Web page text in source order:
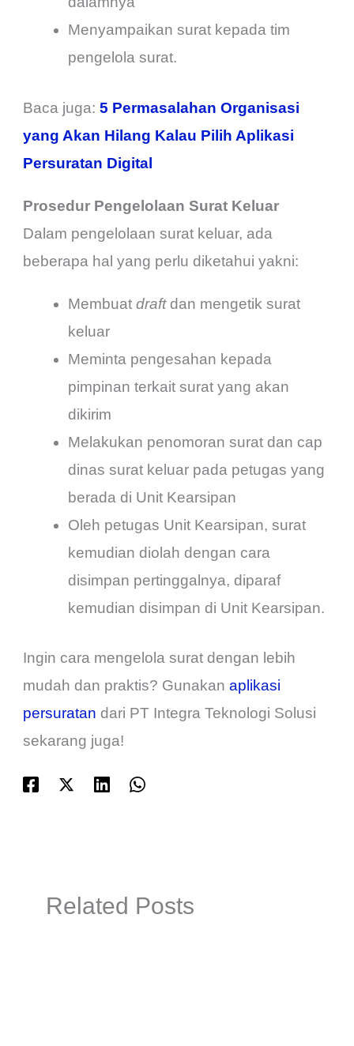
Menyampaikan surat kepada tim
pengelola surat.
Baca juga:5 Permasalahan Organisasi
yang Akan Hilang Kalau Pilih Aplikasi
Persuratan Digital
Prosedur Pengelolaan Surat Keluar
Dalam pengelolaan surat keluar, ada
beberapa hal yang perlu diketahui yakni:
Membuatdraftdan mengetik surat
keluar
Meminta pengesahan kepada
pimpinan terkait surat yang akan
dikirim
Melakukan penomoran surat dan cap
dinas surat keluar pada petugas yang
berada di Unit Kearsipan
Oleh petugas Unit Kearsipan, surat
kemudian diolah dengan cara
disimpan pertinggalnya, diparaf
kemudian disimpan di Unit Kearsipan.
Ingin cara mengelola surat dengan lebih
mudah dan praktis? Gunakanaplikasi
persuratan dari PT Integra Teknologi Solusi
sekarang juga!
Related Posts